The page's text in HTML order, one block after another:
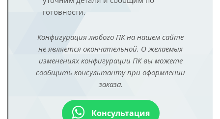
готовности.
Конфигурация любого ПК на нашем сайте
не является окончательной. О желаемых
изменениях конфигурации ПК вы можете
сообщить консультанту при оформлении
заказа.
Консультация